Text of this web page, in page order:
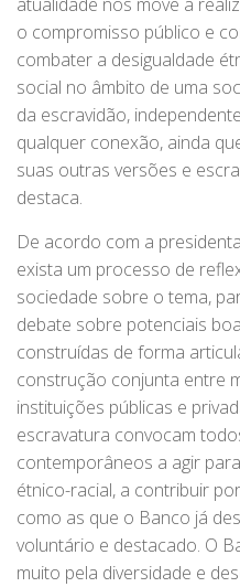
o compromisso público e
combater a desigualdade
social no âmbito de uma
da escravidão,
qualquer conexão, ainda
suas outras versões e
destaca.
De acordo com a
exista um processo de
sociedade sobre o tema,
debate sobre potenciais
construídas de forma
construção conjunta entre
instituições públicas e
escravatura convocam
contemporâneos a agir
étnico-racial, a contribuir
como as que o Banco já
voluntário e destacado. O
muito pela diversidade e